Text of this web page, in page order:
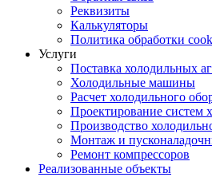
Реквизиты
Калькуляторы
Политика обработки
Услуги
Поставка холодильных
Холодильные машины
Расчет холодильного
Проектирование систем
Производство
Монтаж и
Ремонт компрессоров
Реализованные объекты